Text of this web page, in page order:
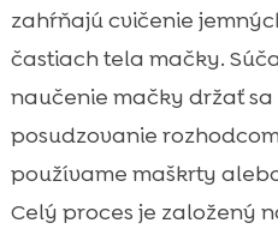
zahŕňajú cvičenie
častiach tela mačky.
naučenie mačky držať
posudzovanie
používame maškrty
Celý proces je založený